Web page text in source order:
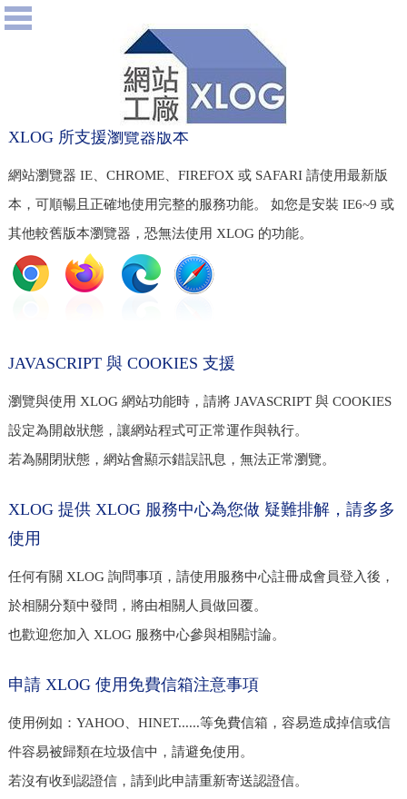
XLOG 所支援瀏覽器版本
網站瀏覽器 IE、CHROME、FIREFOX 或 SAFARI 請使用最新版
本，可順暢且正確地使用完整的服務功能。 如您是安裝 IE6~9 或
其他較舊版本瀏覽器，恐無法使用 XLOG 的功能。
JAVASCRIPT 與 COOKIES 支援
瀏覽與使用 XLOG 網站功能時，請將 JAVASCRIPT 與 COOKIES
設定為開啟狀態，讓網站程式可正常運作與執行。
若為關閉狀態，網站會顯示錯誤訊息，無法正常瀏覽。
XLOG 提供 XLOG 服務中心為您做 疑難排解，請多多
使用
任何有關 XLOG 詢問事項，請使用服務中心註冊成會員登入後，
於相關分類中發問，將由相關人員做回覆。
也歡迎您加入 XLOG 服務中心參與相關討論。
申請 XLOG 使用免費信箱注意事項
使用例如：YAHOO、HINET......等免費信箱，容易造成掉信或信
件容易被歸類在垃圾信中，請避免使用。
若沒有收到認證信，請到此申請重新寄送認證信。